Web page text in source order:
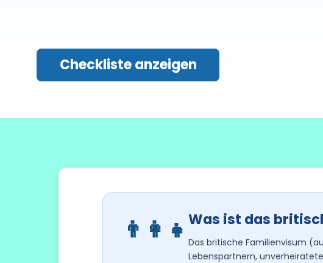
Checkliste anzeigen
👨‍👩‍👧 Was ist das
Das britische Familienvisum
Lebenspartnern,